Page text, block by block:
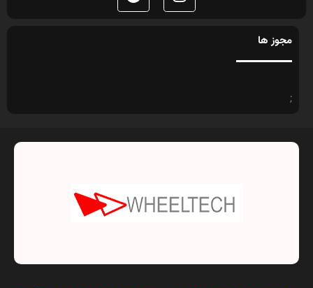
مجوز ها
;